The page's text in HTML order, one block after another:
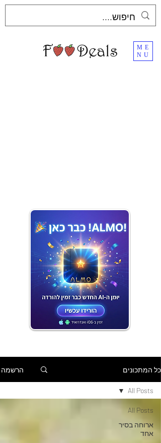
ME
NU
כל המתכונים הרשמה
All Posts
ארוחה בסיר
אחד
All Posts